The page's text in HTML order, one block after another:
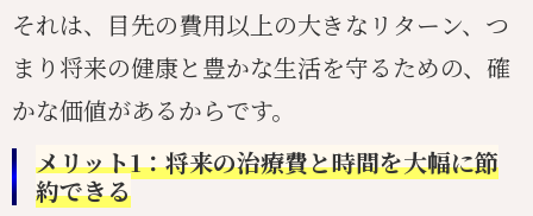
それは、目先の費用以上の大きなリターン、つ
まり将来の健康と豊かな生活を守るための、確
かな価値があるからです。
メリット1：将来の治療費と時間を大幅に節
約できる